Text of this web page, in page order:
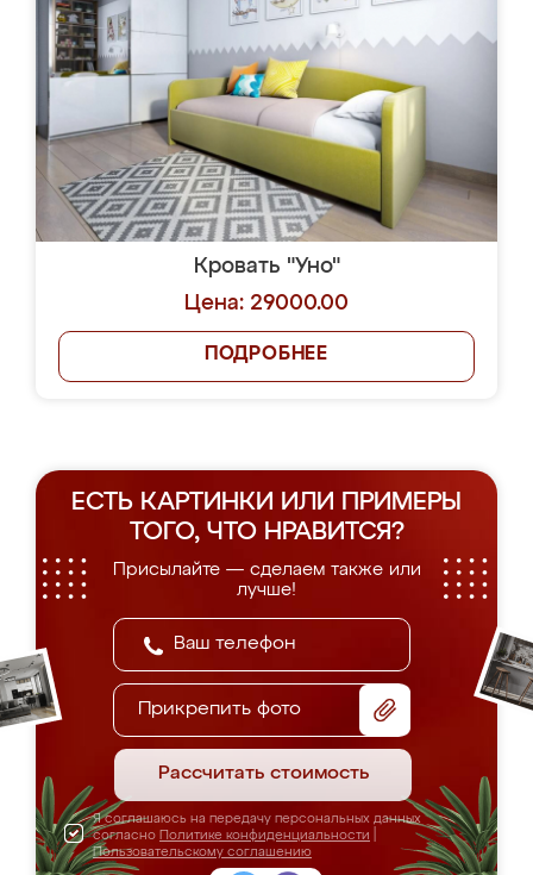
Кровать "Уно"
Цена: 29000.00
ПОДРОБНЕЕ
ЕСТЬ КАРТИНКИ ИЛИ ПРИМЕРЫ
ТОГО, ЧТО НРАВИТСЯ?
Присылайте — сделаем также или
лучше!
Прикрепить фото
Рассчитать стоимость
Я соглашаюсь на передачу персональных данных
согласно Политике конфиденциальности
Пользовательскому соглашению